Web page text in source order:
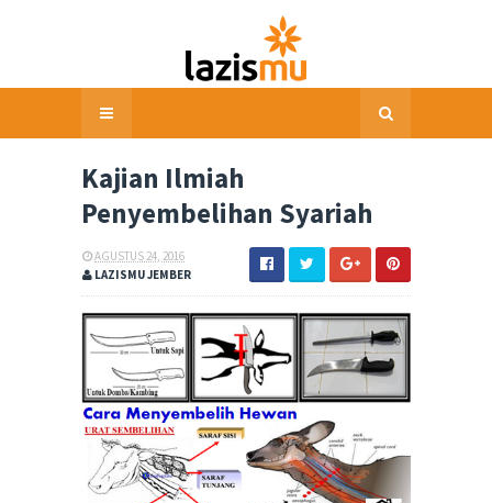
Kajian Ilmiah
Penyembelihan Syariah
AGUSTUS 24, 2016
LAZISMU JEMBER